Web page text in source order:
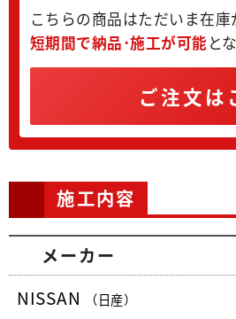
こちらの商品はただいま在庫
短期間で納品･施工が可能と
ご注文は
施工内容
メーカー
NISSAN
（日産）